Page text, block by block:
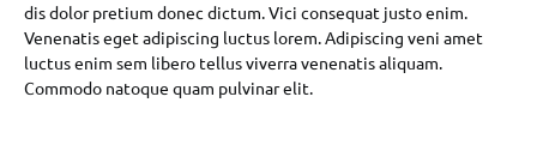
dis dolor pretium donec dictum. Vici consequat justo enim.
Venenatis eget adipiscing luctus lorem. Adipiscing veni amet
luctus enim sem libero tellus viverra venenatis aliquam.
Commodo natoque quam pulvinar elit.